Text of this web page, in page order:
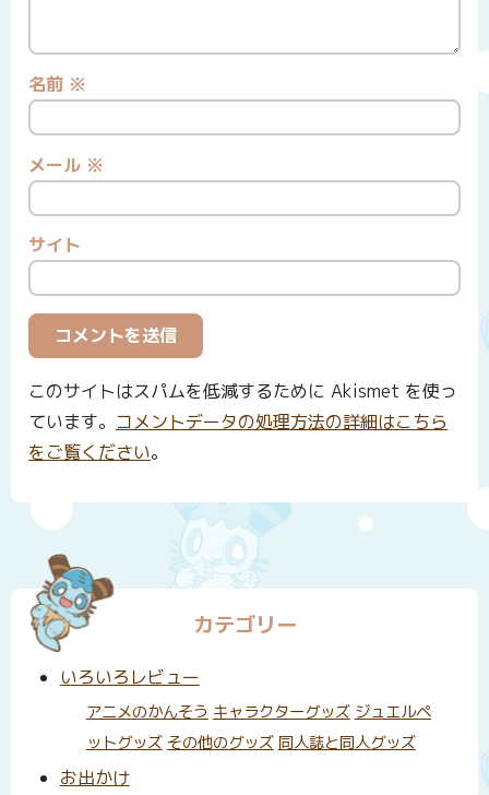
名前 ※
メール ※
サイト
このサイトはスパムを低減するために Akismet を使っ
ています。 コメントデータの処理方法の詳細はこちら
をご覧ください。
カテゴリー
いろいろレビュー
アニメのかんそう キャラクターグッズ ジュエルペ
ットグッズ その他のグッズ 同人誌と同人グッズ
お出かけ